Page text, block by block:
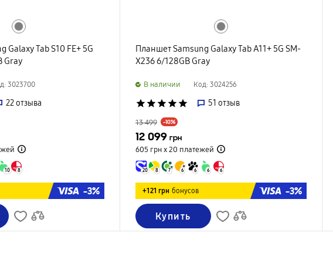
Galaxy Tab S10 FE+ 5G
Gray
3023700
22отзыва
10 8
-3%
Планшет Samsung Galaxy Tab A11+ 5G SM-
X236 6/128GB Gray
B наличии Код: 3024256
star star star star star 51 отзыв
13 499 -10%
12 099 грн
605 грн х 20 платежей
20 8 7 6 6 6 6
+121 грн бонусов -3%
Купить